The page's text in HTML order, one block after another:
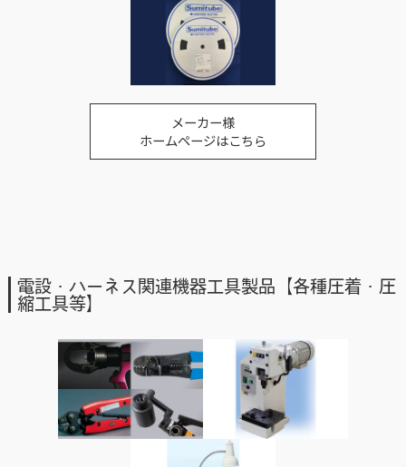
メーカー様
ホームページはこちら
電設・ハーネス関連機器工具製品【各種圧着・圧
縮工具等】